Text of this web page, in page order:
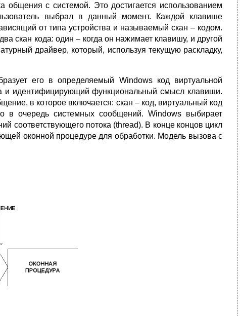
общения с системой. Это достигается использованием
выбрал в данный момент. Каждой клавише
от типа устройства и называемый скан – кодом.
скан кода: один – когда он нажимает клавишу, и другой
драйвер, который, используя текущую раскладку,
его в определяемый Windows код виртуальной
и идентифицирующий функциональный смысл клавиши.
в которое включается: скан – код, виртуальный код
очередь системных сообщений. Windows выбирает
соответствующего потока (thread). В конце концов цикл
оконной процедуре для обработки. Модель вызова с